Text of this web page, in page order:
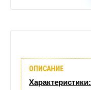
Отзывы
ОПИСАНИЕ
Характеристики: